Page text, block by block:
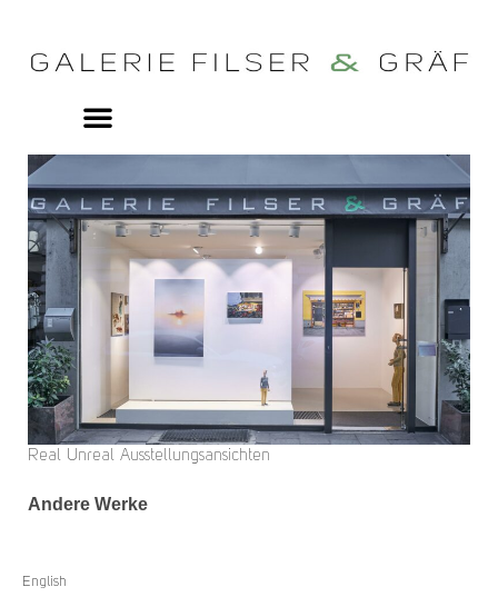
Real Unreal Ausstellungsansichten
Andere Werke
English